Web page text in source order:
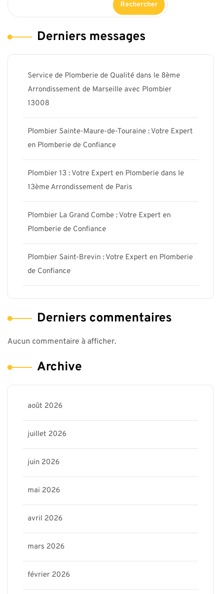
Rechercher
Derniers messages
Service de Plomberie de Qualité dans le 8ème
Arrondissement de Marseille avec Plombier
13008
Plombier Sainte-Maure-de-Touraine : Votre Expert
en Plomberie de Confiance
Plombier 13 : Votre Expert en Plomberie dans le
13ème Arrondissement de Paris
Plombier La Grand Combe : Votre Expert en
Plomberie de Confiance
Plombier Saint-Brevin : Votre Expert en Plomberie
de Confiance
Derniers commentaires
Aucun commentaire à afficher.
Archive
août 2026
juillet 2026
juin 2026
mai 2026
avril 2026
mars 2026
février 2026